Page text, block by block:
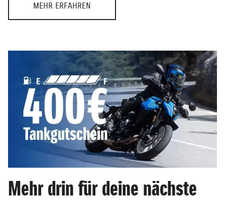
MEHR ERFAHREN
Mehr drin für deine nächste